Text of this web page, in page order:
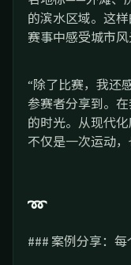
的滨水区域。这
赛事中感受城市风
“除了比赛，我还
参赛者分享到。
的时光。从现代
不仅是一次运动，
➿
### 案例分享：